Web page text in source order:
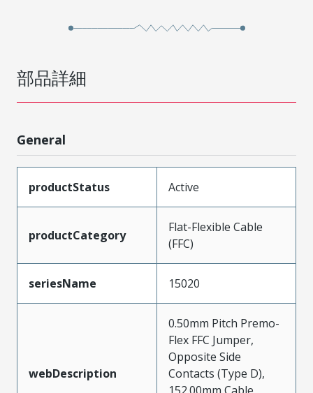
部品詳細
General
productStatus Active
productCategory
Flat-Flexible Cable
(FFC)
seriesName 15020
webDescription
0.50mm Pitch Premo-
Flex FFC Jumper,
Opposite Side
Contacts (Type D),